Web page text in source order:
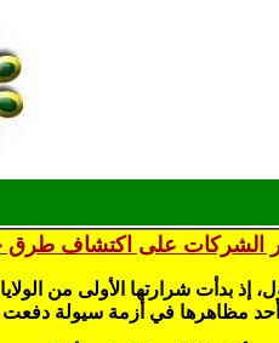
الشركات على اكتشاف طرق
أحد مظاهرها في أزمة سيولة